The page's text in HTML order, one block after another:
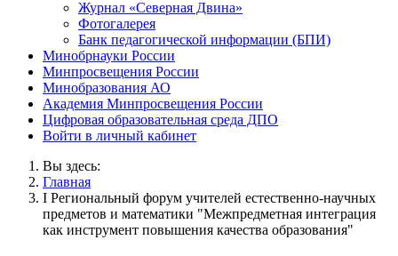
Журнал «Северная Двина»
Фотогалерея
Банк педагогической информации (БПИ)
Минобрнауки России
Минпросвещения России
Минобразования АО
Академия Минпросвещения России
Цифровая образовательная среда ДПО
Войти в личный кабинет
Вы здесь:
Главная
I Региональный форум учителей естественно-научных
предметов и математики "Межпредметная интеграция
как инструмент повышения качества образования"